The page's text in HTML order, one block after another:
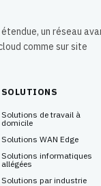
un réseau
comme sur site
SOLUTIONS
Solutions de travail à
domicile
Solutions WAN Edge
Solutions informatiques
allégées
Solutions par industrie